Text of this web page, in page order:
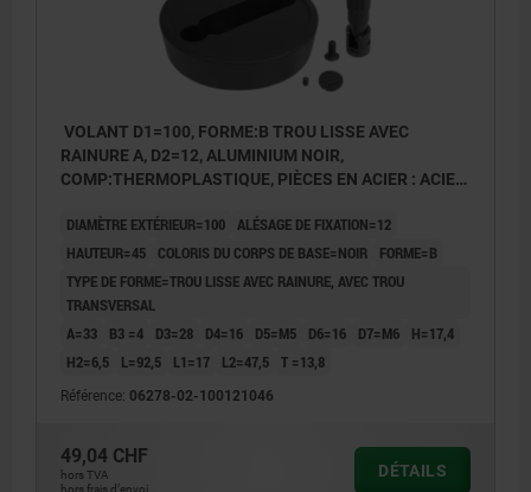
VOLANT D1=100, FORME:B TROU LISSE AVEC
RAINURE A, D2=12, ALUMINIUM NOIR,
COMP:THERMOPLASTIQUE, PIÈCES EN ACIER : ACIER,
DIAMÈTRE EXTÉRIEUR=100 ALÉSAGE DE FIXATION=12
HAUTEUR=45
COLORIS DU CORPS DE BASE=NOIR
FORME=B
TYPE DE FORME=TROU LISSE AVEC RAINURE, AVEC TROU
TRANSVERSAL
A=33
B3 =4 D3=28 D4=16 D5=M5 D6=16 D7=M6
H=17,4
H2=6,5
L=92,5 L1=17 L2=47,5 T =13,8
Référence: 06278-02-100121046
49,04 CHF
hors TVA
hors frais d’envoi
DÉTAILS